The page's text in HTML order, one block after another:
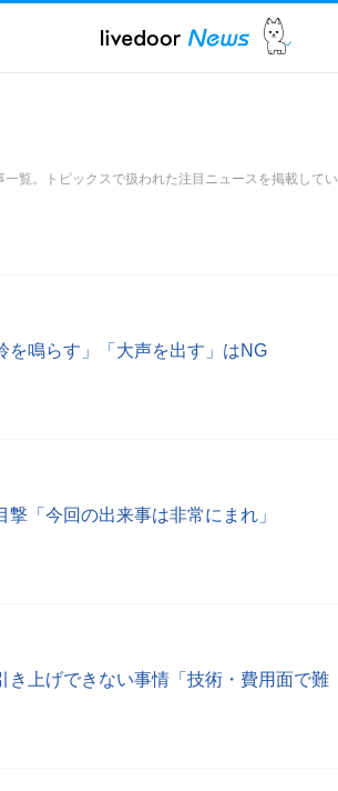
一覧。トピックスで扱われた注目ニュースを掲載してい
を鳴らす」「大声を出す」はNG
「今回の出来事は非常にまれ」
き上げできない事情「技術・費用面で難